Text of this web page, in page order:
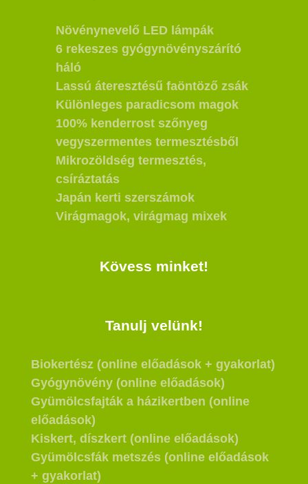
Növénynevelő LED lámpák
6 rekeszes gyógynövényszárító
háló
Lassú áteresztésű faöntöző zsák
Különleges paradicsom magok
100% kenderrost szőnyeg
vegyszermentes termesztésből
Mikrozöldség termesztés,
csíráztatás
Japán kerti szerszámok
Virágmagok, virágmag mixek
Kövess minket!
Tanulj velünk!
Biokertész (online előadások + gyakorlat)
Gyógynövény (online előadások)
Gyümölcsfajták a házikertben (online
előadások)
Kiskert, díszkert (online előadások)
Gyümölcsfák metszés (online előadások
+ gyakorlat)